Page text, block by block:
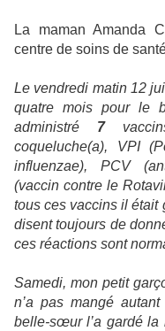
La maman Amanda
centre de soins de
Le vendredi matin 12
quatre mois pour le
administré 7
coqueluche(a), VPI
influenzae), PCV
(vaccin contre le
tous ces vaccins il était
disent toujours de
ces réactions sont
Samedi, mon petit
n’a pas mangé
belle-sœur l’a gardé la